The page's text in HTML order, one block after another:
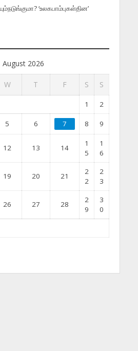
‘உலகபாம்புகள்தின’
August 2026
W T F S S
1 2
5 6 7 8 9
12 13 14
1
5
1
6
19 20 21
2
2
2
3
26 27 28
2
9
3
0